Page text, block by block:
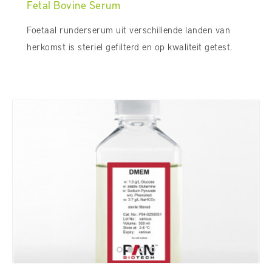
Fetal Bovine Serum
Foetaal runderserum uit verschillende landen van
herkomst is steriel gefilterd en op kwaliteit getest.